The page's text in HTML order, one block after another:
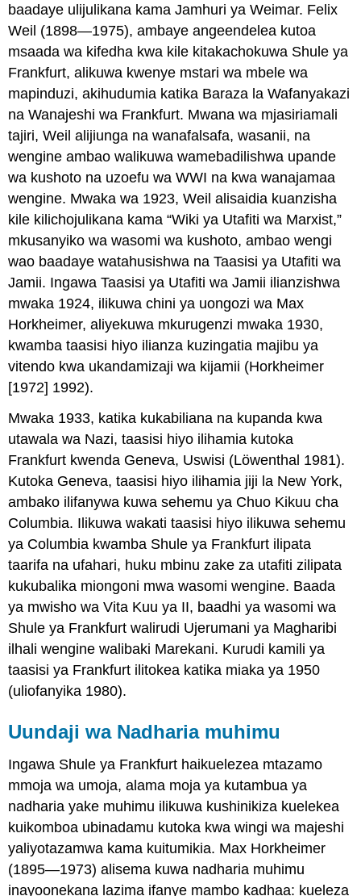
Hatua
ya
Mawasiliano
ya
Jürgen
Habermas
Ufundishaji
Muhimu
wa
Paulo
Freire
baadaye ulijulikana kama Jamhuri ya Weimar. Felix
Weil (1898—1975), ambaye angeendelea kutoa
msaada wa kifedha kwa kile kitakachokuwa Shule ya
Frankfurt, alikuwa kwenye mstari wa mbele wa
mapinduzi, akihudumia katika Baraza la Wafanyakazi
na Wanajeshi wa Frankfurt. Mwana wa mjasiriamali
tajiri, Weil alijiunga na wanafalsafa, wasanii, na
wengine ambao walikuwa wamebadilishwa upande
wa kushoto na uzoefu wa WWI na kwa wanajamaa
wengine. Mwaka wa 1923, Weil alisaidia kuanzisha
kile kilichojulikana kama “Wiki ya Utafiti wa Marxist,”
mkusanyiko wa wasomi wa kushoto, ambao wengi
wao baadaye watahusishwa na Taasisi ya Utafiti wa
Jamii. Ingawa Taasisi ya Utafiti wa Jamii ilianzishwa
mwaka 1924, ilikuwa chini ya uongozi wa Max
Horkheimer, aliyekuwa mkurugenzi mwaka 1930,
kwamba taasisi hiyo ilianza kuzingatia majibu ya
vitendo kwa ukandamizaji wa kijamii (Horkheimer
[1972] 1992).
Mwaka 1933, katika kukabiliana na kupanda kwa
utawala wa Nazi, taasisi hiyo ilihamia kutoka
Frankfurt kwenda Geneva, Uswisi (Löwenthal 1981).
Kutoka Geneva, taasisi hiyo ilihamia jiji la New York,
ambako ilifanywa kuwa sehemu ya Chuo Kikuu cha
Columbia. Ilikuwa wakati taasisi hiyo ilikuwa sehemu
ya Columbia kwamba Shule ya Frankfurt ilipata
taarifa na ufahari, huku mbinu zake za utafiti zilipata
kukubalika miongoni mwa wasomi wengine. Baada
ya mwisho wa Vita Kuu ya II, baadhi ya wasomi wa
Shule ya Frankfurt walirudi Ujerumani ya Magharibi
ilhali wengine walibaki Marekani. Kurudi kamili ya
taasisi ya Frankfurt ilitokea katika miaka ya 1950
(uliofanyika 1980).
Uundaji wa Nadharia muhimu
Ingawa Shule ya Frankfurt haikuelezea mtazamo
mmoja wa umoja, alama moja ya kutambua ya
nadharia yake muhimu ilikuwa kushinikiza kuelekea
kuikomboa ubinadamu kutoka kwa wingi wa majeshi
yaliyotazamwa kama kuitumikia. Max Horkheimer
(1895—1973) alisema kuwa nadharia muhimu
inayoonekana lazima ifanye mambo kadhaa: kueleza